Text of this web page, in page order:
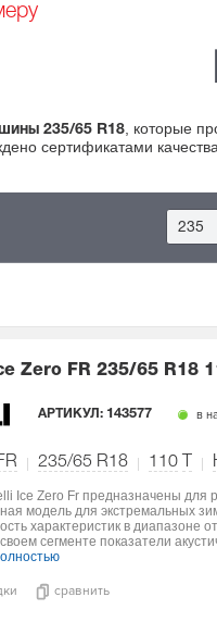
235/65 R18 , которые
сертификатами качества.
235
Zero FR 235/65 R18
АРТИКУЛ: 143577 в
235/65 R18 110
Ice Zero Fr предназначены для
модель для экстремальных
характеристик в диапазоне
сегменте показатели
сравнить